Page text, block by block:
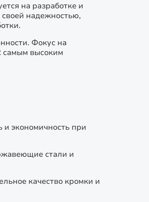
на разработке и
надежностью,
Фокус на
самым высоким
и экономичность при
стали и
качество кромки и